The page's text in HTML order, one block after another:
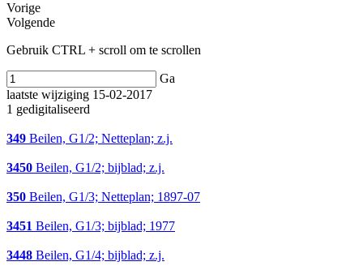
Vorige
Volgende
Gebruik CTRL + scroll om te scrollen
Ga
laatste wijziging 15-02-2017
1 gedigitaliseerd
349 Beilen, G1/2; Netteplan; z.j.
3450 Beilen, G1/2; bijblad; z.j.
350 Beilen, G1/3; Netteplan; 1897-07
3451 Beilen, G1/3; bijblad; 1977
3448 Beilen, G1/4; bijblad; z.j.